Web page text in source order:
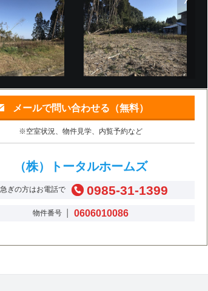
メールで問い合わせる（無料）
※空室状況、物件見学、内覧予約など
（株）トータルホームズ
ぎの方はお電話で 0985-31-1399
物件番号 │ 0606010086